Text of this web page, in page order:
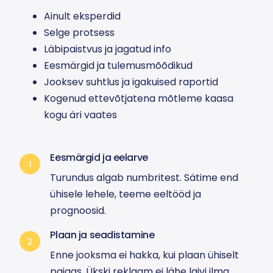
Ainult eksperdid
Selge protsess
Läbipaistvus ja jagatud info
Eesmärgid ja tulemusmõõdikud
Jooksev suhtlus ja igakuised raportid
Kogenud ettevõtjatena mõtleme kaasa
kogu äri vaates
Eesmärgid ja eelarve
Turundus algab numbritest. Sätime end
ühisele lehele, teeme eeltööd ja
prognoosid.
Plaan ja seadistamine
Enne jooksma ei hakka, kui plaan ühiselt